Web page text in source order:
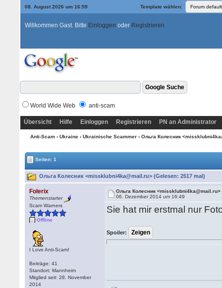
08. August 2026 um 16:59 Template wählen:
Willkommen Gast. Bitte Einloggen oder Registrieren
World Wide Web anti-scam
Übersicht Hilfe Einloggen Registrieren PN an Administrator
Anti-Scam› Ukraine› Ukrainische Scammer› Ольга Колесник
Seiten: 1
Ольга Колесник <missklubni4ka@mail.ru> (Gelesen: 2517 mal)
Folerix
Themenstarter
Scam Warners
Offline
I Love Anti-Scam!
Beiträge: 41
Standort: Mannheim
Mitglied seit: 28. November
2014
Ольга Колесник <missklubni4ka@mail.ru>
06. Dezember 2014 um 16:49
Sie hat mir erstmal nur
Spoiler: